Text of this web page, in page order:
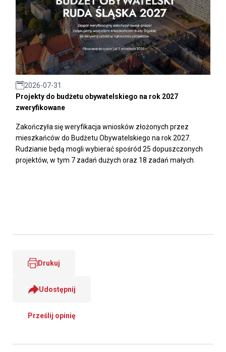
2026-07-31
Projekty do budżetu obywatelskiego na rok 2027
zweryfikowane
Zakończyła się weryfikacja wniosków złożonych przez
mieszkańców do Budżetu Obywatelskiego na rok 2027.
Rudzianie będą mogli wybierać spośród 25 dopuszczonych
projektów, w tym 7 zadań dużych oraz 18 zadań małych.
Drukuj
Udostępnij
Prześlij opinię